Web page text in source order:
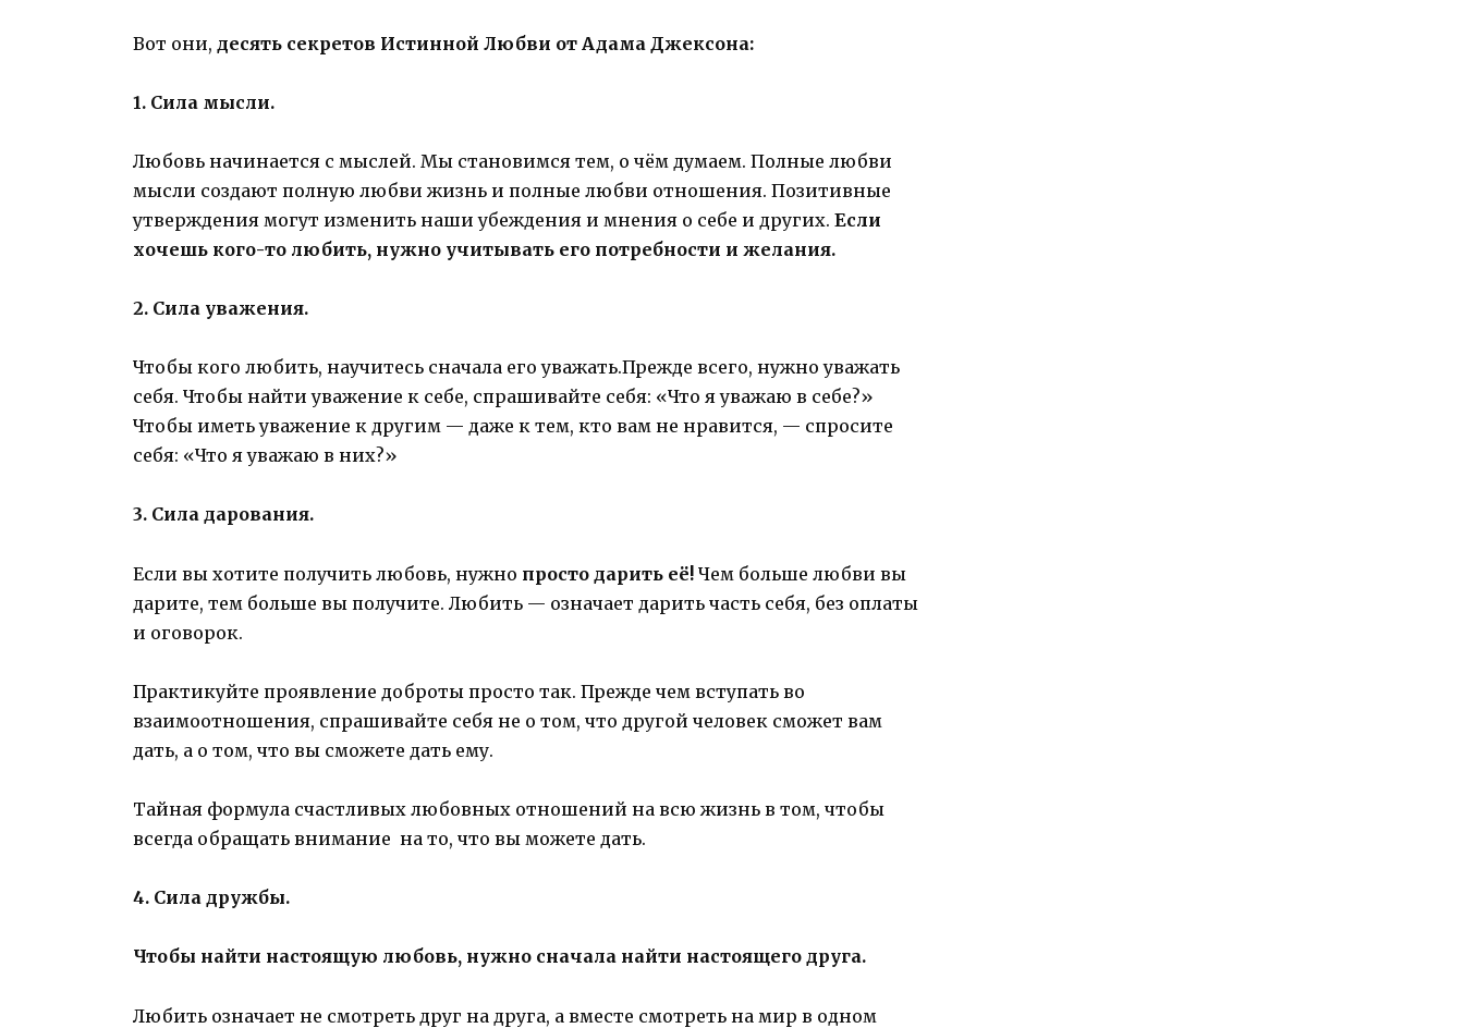
Вот они, десять секретов Истинной Любви от Адама Джексона:
1. Сила мысли.
Любовь начинается с мыслей. Мы становимся тем, о чём думаем. Полные любви
мысли создают полную любви жизнь и полные любви отношения. Позитивные
утверждения могут изменить наши убеждения и мнения о себе и других. Если
хочешь кого-то любить, нужно учитывать его потребности и желания.
2. Сила уважения.
Чтобы кого любить, научитесь сначала его уважать.Прежде всего, нужно уважать
себя. Чтобы найти уважение к себе, спрашивайте себя: «Что я уважаю в себе?»
Чтобы иметь уважение к другим — даже к тем, кто вам не нравится, — спросите
себя: «Что я уважаю в них?»
3. Сила дарования.
Если вы хотите получить любовь, нужно просто дарить её! Чем больше любви вы
дарите, тем больше вы получите. Любить — означает дарить часть себя, без оплаты
и оговорок.
Практикуйте проявление доброты просто так. Прежде чем вступать во
взаимоотношения, спрашивайте себя не о том, что другой человек сможет вам
дать, а о том, что вы сможете дать ему.
Тайная формула счастливых любовных отношений на всю жизнь в том, чтобы
всегда обращать внимание на то, что вы можете дать.
4. Сила дружбы.
Чтобы найти настоящую любовь, нужно сначала найти настоящего друга.
Любить означает не смотреть друг на друга, а вместе смотреть на мир в одном